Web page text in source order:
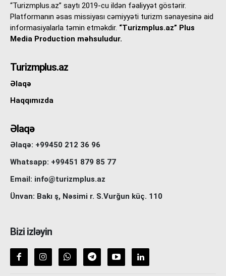
“Turizmplus.az” saytı 2019-cu ildən fəaliyyət göstərir.
Platformanın əsas missiyası cəmiyyəti turizm sənayesinə aid
informasiyalarla təmin etməkdir. “Turizmplus.az” Plus
Media Production məhsuludur.
Turizmplus.az
Əlaqə
Haqqımızda
Əlaqə
Əlaqə: +99450 212 36 96
Whatsapp: +99451 879 85 77
Email: info@turizmplus.az
Ünvan: Bakı ş, Nəsimi r. S.Vurğun küç. 110
Bizi izləyin